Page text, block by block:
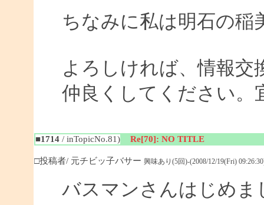
ちなみに私は明石の稲
よろしければ、情報交
仲良くしてください。
■1714/ inTopicNo.81) Re[70]: NO TITLE
□投稿者/ 元チビッ子バサー 興味あり(5回)-(2008/12/19(Fri)
バスマンさんはじめま